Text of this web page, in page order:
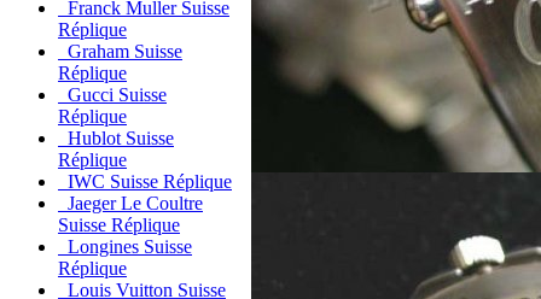
Franck Muller Suisse
Réplique
Graham Suisse
Réplique
Gucci Suisse
Réplique
Hublot Suisse
Réplique
IWC Suisse Réplique
Jaeger Le Coultre
Suisse Réplique
Longines Suisse
Réplique
Louis Vuitton Suisse